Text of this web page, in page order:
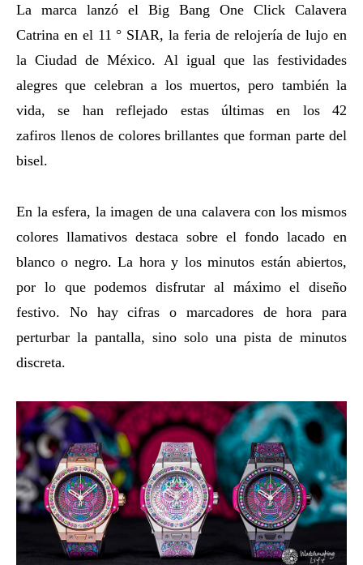
La marca lanzó el Big Bang One Click Calavera
Catrina en el 11 ° SIAR, la feria de relojería de lujo en
la Ciudad de México. Al igual que las festividades
alegres que celebran a los muertos, pero también la
vida, se han reflejado estas últimas en los 42
zafiros llenos de colores brillantes que forman parte del
bisel.
En la esfera, la imagen de una calavera con los mismos
colores llamativos destaca sobre el fondo lacado en
blanco o negro. La hora y los minutos están abiertos,
por lo que podemos disfrutar al máximo el diseño
festivo. No hay cifras o marcadores de hora para
perturbar la pantalla, sino solo una pista de minutos
discreta.